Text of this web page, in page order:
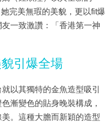
完美無瑕的美貌，更以fit爆
一致激讚：「香港第一神
引爆全場
以其獨特的金魚造型吸引
漸變色的貼身晚裝構成，
。這種大膽而新穎的造型